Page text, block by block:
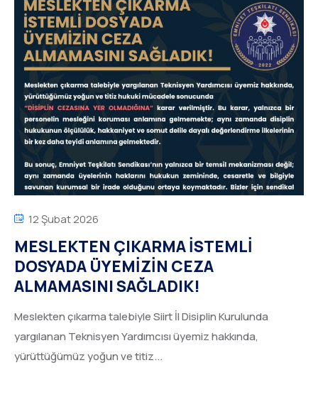
12 Şubat 2026
MESLEKTEN ÇIKARMA İSTEMLİ
DOSYADA ÜYEMİZİN CEZA
ALMAMASINI SAĞLADIK!
Meslekten çıkarma talebiyle Siirt İl Disiplin Kurulunda
yargılanan Teknisyen Yardımcısı üyemiz hakkında,
yürüttüğümüz yoğun ve titiz...